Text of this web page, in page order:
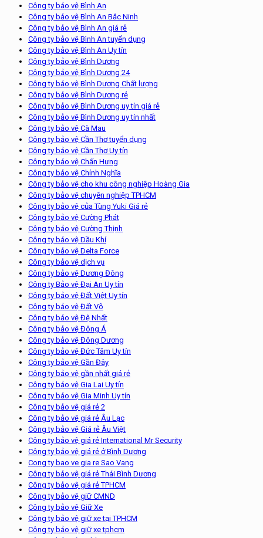
Công ty bảo vệ Bình An
Công ty bảo vệ Bình An Bắc Ninh
Công ty bảo vệ Bình An giá rẻ
Công ty bảo vệ Bình An tuyển dụng
Công ty bảo vệ Bình An Uy tín
Công ty bảo vệ Bình Dương
Công ty bảo vệ Bình Dương 24
Công ty bảo vệ Bình Dương Chất lượng
Công ty bảo vệ Bình Dương rẻ
Công ty bảo vệ Bình Dương uy tín giá rẻ
Công ty bảo vệ Bình Dương uy tín nhất
Công ty bảo vệ Cà Mau
Công ty bảo vệ Cần Thơ tuyển dụng
Công ty bảo vệ Cần Thơ Uy tín
Công ty bảo vệ Chấn Hưng
Công ty bảo vệ Chính Nghĩa
Công ty bảo vệ cho khu công nghiệp Hoàng Gia
Công ty bảo vệ chuyên nghiệp TPHCM
Công ty bảo vệ của Tùng Yuki Giá rẻ
Công ty bảo vệ Cường Phát
Công ty bảo vệ Cường Thịnh
Công ty bảo vệ Dầu Khí
Công ty bảo vệ Delta Force
Công ty bảo vệ dịch vụ
Công ty bảo vệ Dương Đông
Công ty Bảo vệ Đại An Uy tín
Công ty bảo vệ Đất Việt Uy tín
Công ty bảo vệ Đất Võ
Công ty bảo vệ Đệ Nhất
Công ty bảo vệ Đông Á
Công ty bảo vệ Đông Dương
Công ty bảo vệ Đức Tâm Uy tín
Công ty bảo vệ Gần Đây
Công ty bảo vệ gần nhất giá rẻ
Công ty bảo vệ Gia Lai Uy tín
Công ty bảo vệ Gia Minh Uy tín
Công ty bảo vệ giá rẻ 2
Công ty bảo vệ giá rẻ Âu Lạc
Công ty bảo vệ Giá rẻ Âu Việt
Công ty bảo vệ giá rẻ International Mr Security
Công ty bảo vệ giá rẻ ở Bình Dương
Cong ty bao ve gia re Sao Vang
Công ty bảo vệ giá rẻ Thái Bình Dương
Công ty bảo vệ giá rẻ TPHCM
Công ty bảo vệ giữ CMND
Công ty bảo vệ Giữ Xe
Công ty bảo vệ giữ xe tại TPHCM
Công ty bảo vệ giữ xe tphcm